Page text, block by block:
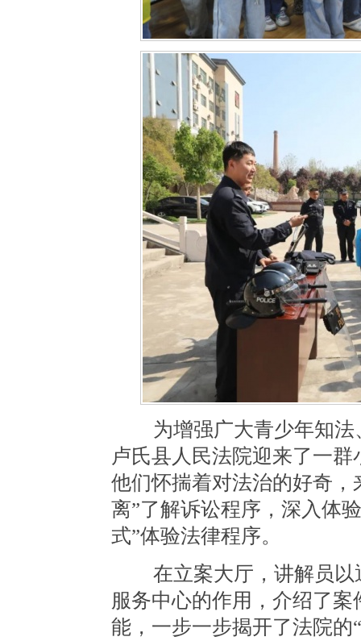
为增强广大青少年知法
卢氏县人民法院迎来了一
他们怀揣着对法治的好奇
离”了解诉讼程序，深入体
式”体验法律程序。
在立案大厅，讲解员以
服务中心的作用，介绍了
能，一步一步揭开了法院的